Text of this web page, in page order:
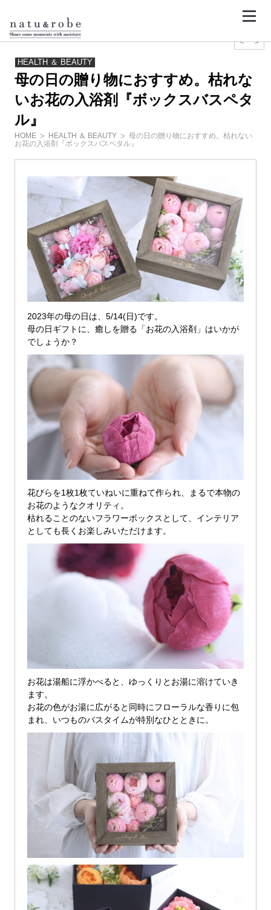
ツ
HEALTH ＆ BEAUTY
母の日の贈り物におすすめ。枯れな
いお花の入浴剤『ボックスバスペタ
ル』
HOME HEALTH ＆ BEAUTY
母の日の贈り物におすすめ。枯れない
お花の入浴剤『ボックスバスペタル』
2023年の母の日は、5/14(日)です。
母の日ギフトに、癒しを贈る「お花の入浴剤」はいかが
でしょうか？
花びらを1枚1枚ていねいに重ねて作られ、まるで本物の
お花のようなクオリティ。
枯れることのないフラワーボックスとして、インテリア
としても長くお楽しみいただけます。
お花は湯船に浮かべると、ゆっくりとお湯に溶けていき
ます。
お花の色がお湯に広がると同時にフローラルな香りに包
まれ、いつものバスタイムが特別なひとときに。
< >